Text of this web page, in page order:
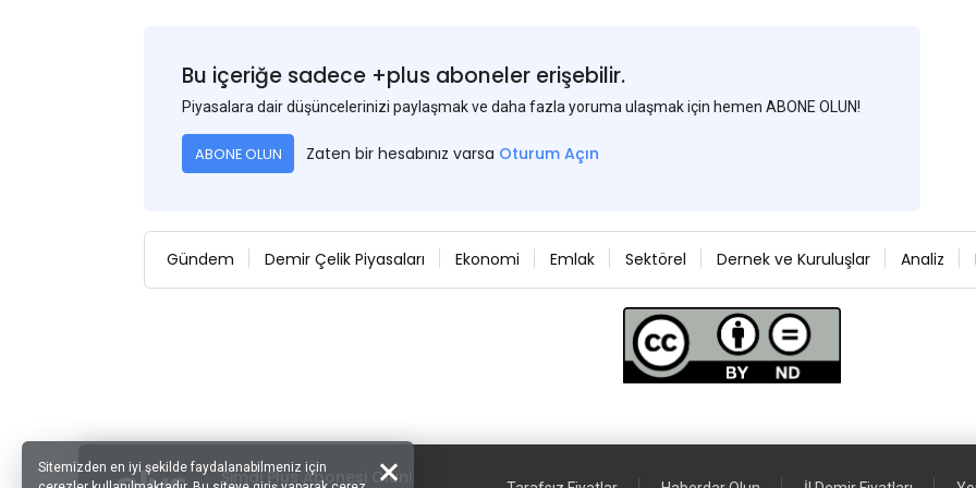
Bu içeriğe sadece +plus aboneler erişebilir.
Piyasalara dair düşüncelerinizi paylaşmak ve daha fazla yoruma ulaşmak için hemen ABONE OLUN!
ABONE OLUN Zaten bir hesabınız varsa Oturum Açın
Gündem Demir Çelik Piyasaları Ekonomi Emlak Sektörel Dernek ve Kuruluşlar Analiz
Şimdi Plus Abonesi Olun!
Sitemizden en iyi şekilde faydalanabilmeniz için